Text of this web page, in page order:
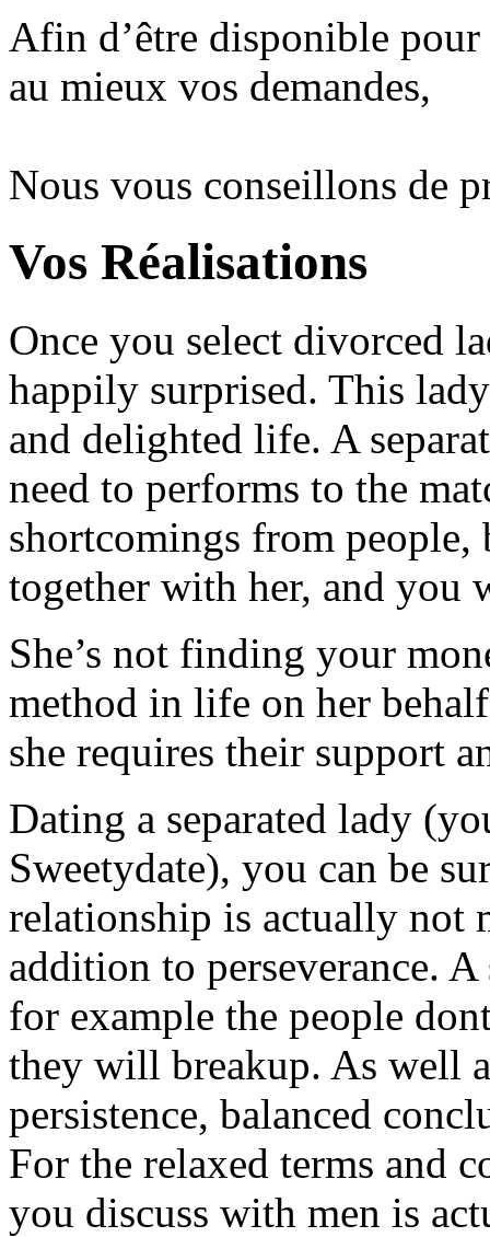
Afin d’être disponible pour
au mieux vos demandes,
Nous vous conseillons de
Vos Réalisations
Once you select divorced
happily surprised. This
and delighted life. A
need to performs to the
shortcomings from
together with her, and
She’s not finding your
method in life on her
she requires their support
Dating a separated lady
Sweetydate), you can be
relationship is actually not
addition to perseverance.
for example the people
they will breakup. As well
persistence, balanced
For the relaxed terms and
you discuss with men is